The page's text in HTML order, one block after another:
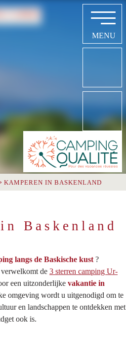
KAMPEREN IN BASKENLAND
Baskenland
langs de Baskische kust ?
de 3 sterren camping Ur-
een uitzonderlijke vakantie in
omgeving wordt u uitgenodigd om te
en landschappen te ontdekken met
ook is.